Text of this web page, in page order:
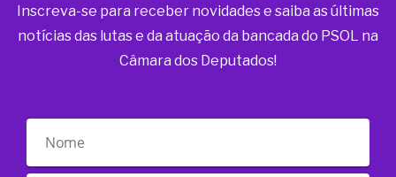
Inscreva-se para receber novidades e saiba as últimas
notícias das lutas e da atuação da bancada do PSOL na
Câmara dos Deputados!